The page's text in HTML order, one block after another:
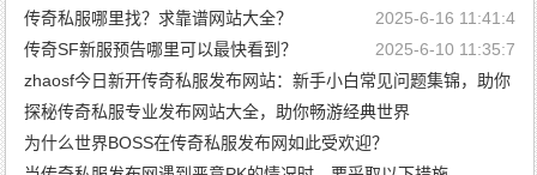
试全新的传奇私服，享受全新的冒险和挑战。这个私服发布网站为
玩家提供了丰富的内容和更加稳定的服务器，让你畅玩传奇的同
时，也保障了游戏体验的质量。
2025-8-24 10:59:13
传奇私服哪里找？求靠谱网站大全？
2025-6-16 11:41:4
传奇SF新服预告哪里可以最快看到？
2025-6-10 11:35:7
zhaosf今日新开传奇私服发布网站：新手小白常见问题集锦，助你
快速上手
2024-10-12 13:11:50
探秘传奇私服专业发布网站大全，助你畅游经典世界
2024-8-16 13:9:50
为什么世界BOSS在传奇私服发布网如此受欢迎？